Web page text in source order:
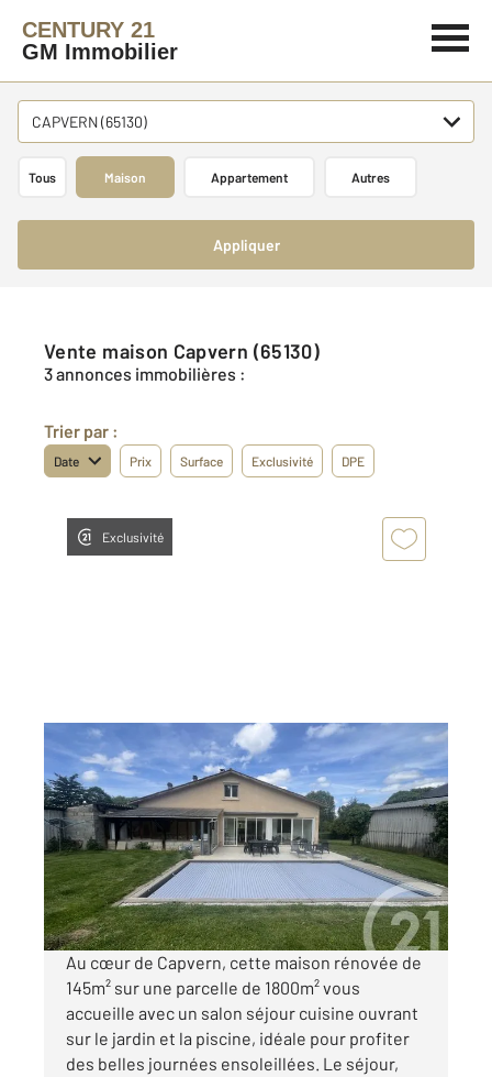
CENTURY 21
GM Immobilier
CAPVERN (65130)
Tous Maison Appartement Autres
Appliquer
Vente maison Capvern (65130)
3 annonces immobilières :
Trier par :
Date Prix Surface Exclusivité DPE
Exclusivité
CAPVERN 65
139,67 m2, 7 pièces
Ref : 18389
Maison à vendre
230 000 €
Visiter le site dédié
Au cœur de Capvern, cette maison rénovée de
145m² sur une parcelle de 1800m² vous
accueille avec un salon séjour cuisine ouvrant
sur le jardin et la piscine, idéale pour profiter
des belles journées ensoleillées. Le séjour,